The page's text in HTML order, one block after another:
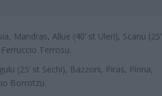
Mandras, Allue (40’ st Uleri), Scanu (25’
Terrosu.
(25’ st Sechi), Bazzoni, Piras, Pinna,
Borrotzu.